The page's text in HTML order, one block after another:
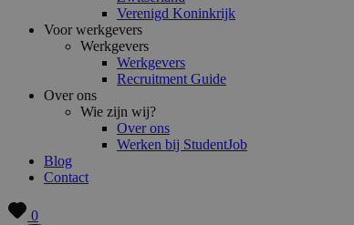
Verenigd Koninkrijk
Voor werkgevers
Werkgevers
Werkgevers
Recruitment Guide
Over ons
Wie zijn wij?
Over ons
Werken bij StudentJob
Blog
Contact
0